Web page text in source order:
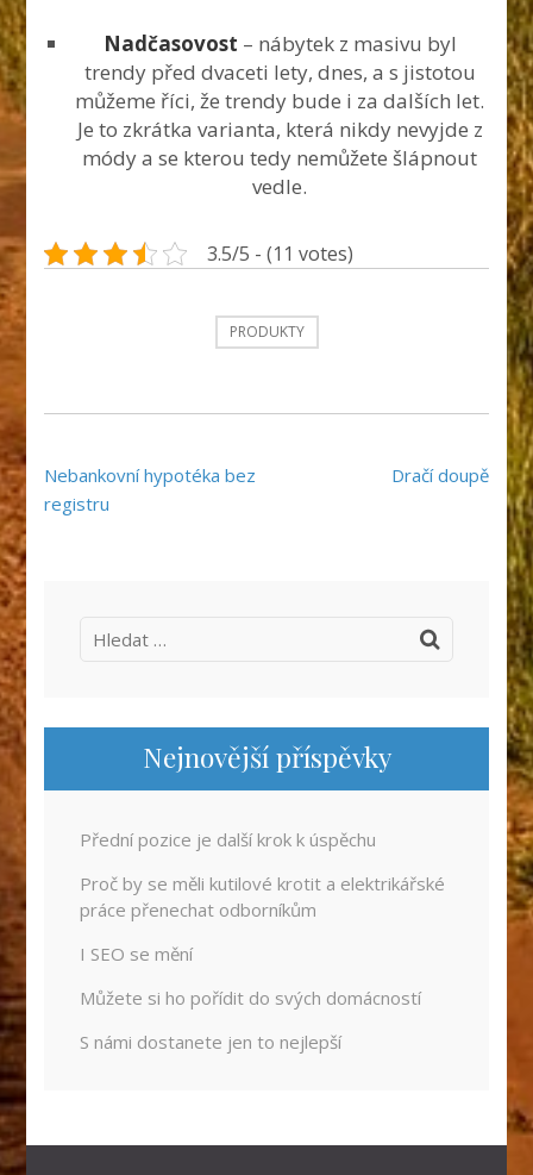
Nadčasovost – nábytek z masivu byl
trendy před dvaceti lety, dnes, a s jistotou
můžeme říci, že trendy bude i za dalších let.
Je to zkrátka varianta, která nikdy nevyjde z
módy a se kterou tedy nemůžete šlápnout
vedle.
3.5/5 - (11 votes)
PRODUKTY
Navigace
pro
Nebankovní hypotéka bez
registru
Dračí doupě
Vyhledávání
Nejnovější příspěvky
Přední pozice je další krok k úspěchu
Proč by se měli kutilové krotit a elektrikářské
práce přenechat odborníkům
I SEO se mění
Můžete si ho pořídit do svých domácností
S námi dostanete jen to nejlepší